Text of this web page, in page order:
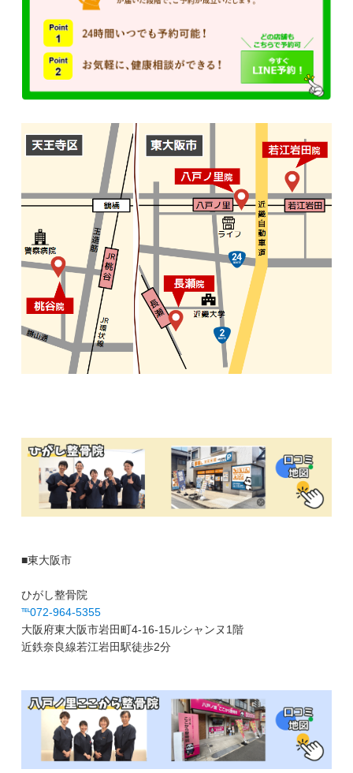
■東大阪市
ひがし整骨院
℡072-964-5355
大阪府東大阪市岩田町4-16-15ルシャンヌ1階
近鉄奈良線若江岩田駅徒歩2分